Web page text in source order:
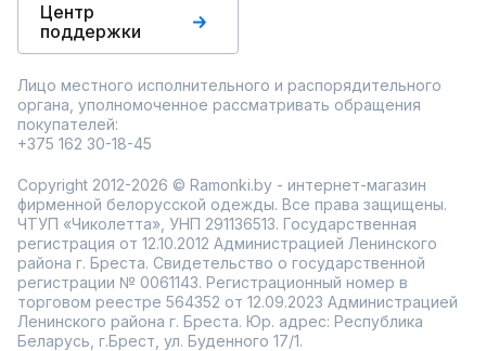
Центр
поддержки
Лицо местного исполнительного и распорядительного
органа, уполномоченное рассматривать обращения
покупателей:
+375 162 30-18-45
Copyright 2012-2026 © Ramonki.by - интернет-магазин
фирменной белорусской одежды. Все права защищены.
ЧТУП «Чиколетта», УНП 291136513. Государственная
регистрация от 12.10.2012 Администрацией Ленинского
района г. Бреста. Свидетельство о государственной
регистрации № 0061143. Регистрационный номер в
торговом реестре 564352 от 12.09.2023 Администрацией
Ленинского района г. Бреста. Юр. адрес: Республика
Беларусь, г.Брест, ул. Буденного 17/1.